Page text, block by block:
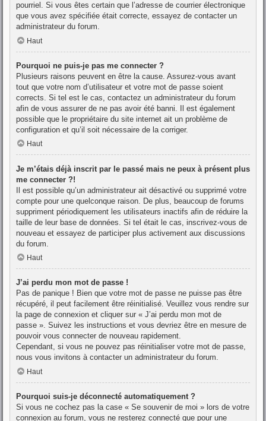
pourriel. Si vous êtes certain que l’adresse de courrier électronique
que vous avez spécifiée était correcte, essayez de contacter un
administrateur du forum.
Haut
Pourquoi ne puis-je pas me connecter ?
Plusieurs raisons peuvent en être la cause. Assurez-vous avant
tout que votre nom d’utilisateur et votre mot de passe soient
corrects. Si tel est le cas, contactez un administrateur du forum
afin de vous assurer de ne pas avoir été banni. Il est également
possible que le propriétaire du site internet ait un problème de
configuration et qu’il soit nécessaire de la corriger.
Haut
Je m’étais déjà inscrit par le passé mais ne peux à présent plus
me connecter ?!
Il est possible qu’un administrateur ait désactivé ou supprimé votre
compte pour une quelconque raison. De plus, beaucoup de forums
suppriment périodiquement les utilisateurs inactifs afin de réduire la
taille de leur base de données. Si tel était le cas, inscrivez-vous de
nouveau et essayez de participer plus activement aux discussions
du forum.
Haut
J’ai perdu mon mot de passe !
Pas de panique ! Bien que votre mot de passe ne puisse pas être
récupéré, il peut facilement être réinitialisé. Veuillez vous rendre sur
la page de connexion et cliquer sur « J’ai perdu mon mot de
passe ». Suivez les instructions et vous devriez être en mesure de
pouvoir vous connecter de nouveau rapidement.
Cependant, si vous ne pouvez pas réinitialiser votre mot de passe,
nous vous invitons à contacter un administrateur du forum.
Haut
Pourquoi suis-je déconnecté automatiquement ?
Si vous ne cochez pas la case « Se souvenir de moi » lors de votre
connexion au forum, vous ne resterez connecté que pour une